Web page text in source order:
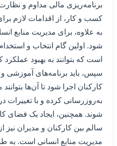
برنامه‌ریزی مالی مداوم و
کسب و کار، از اقدامات لازم
به علاوه، برای مدیریت منابع
شود. اولین گام انتخاب و
است که بتوانند به بهبود
سپس، باید برنامه‌های آموزشی
کارکنان اجرا شود تا آن‌ها
به‌روزرسانی کرده و با تغییرات
شوند. همچنین، ایجاد یک فضای
سالم بین کارکنان و مدیران نیز
مدیریت منابع انسانی است. به